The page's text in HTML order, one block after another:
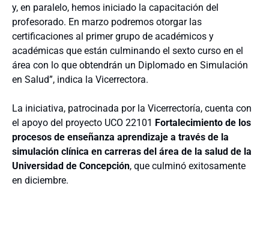
y, en paralelo, hemos iniciado la capacitación del
profesorado. En marzo podremos otorgar las
certificaciones al primer grupo de académicos y
académicas que están culminando el sexto curso en el
área con lo que obtendrán un Diplomado en Simulación
en Salud”, indica la Vicerrectora.
La iniciativa, patrocinada por la Vicerrectoría, cuenta con
el apoyo del proyecto UCO 22101 Fortalecimiento de los
procesos de enseñanza aprendizaje a través de la
simulación clínica en carreras del área de la salud de la
Universidad de Concepción, que culminó exitosamente
en diciembre.